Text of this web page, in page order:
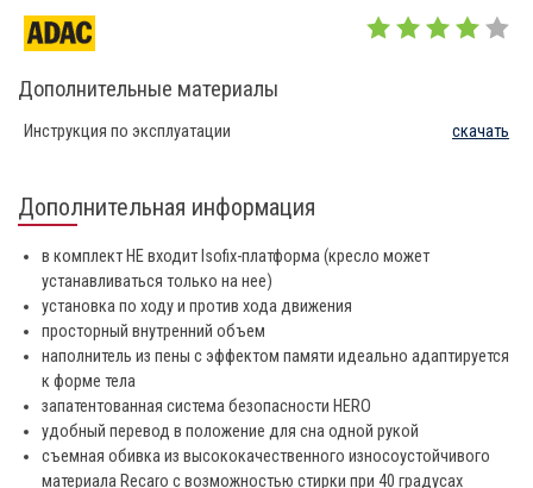
Дополнительные материалы
Инструкция по эксплуатации скачать
Дополнительная информация
в комплект НЕ входит Isofix-платформа (кресло может
устанавливаться только на нее)
установка по ходу и против хода движения
просторный внутренний объем
наполнитель из пены с эффектом памяти идеально адаптируется
к форме тела
запатентованная система безопасности HERO
удобный перевод в положение для сна одной рукой
съемная обивка из высококачественного износоустойчивого
материала Recaro с возможностью стирки при 40 градусах